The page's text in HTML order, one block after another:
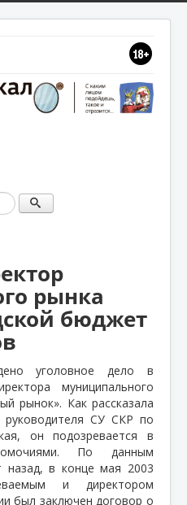
рынка
бюджет
уголовное дело в
муниципального
рынок». Как рассказала
СУ СКР по
он подозревается в
По данным
назад, в конце мая 2003
и директором
был заключен договор о